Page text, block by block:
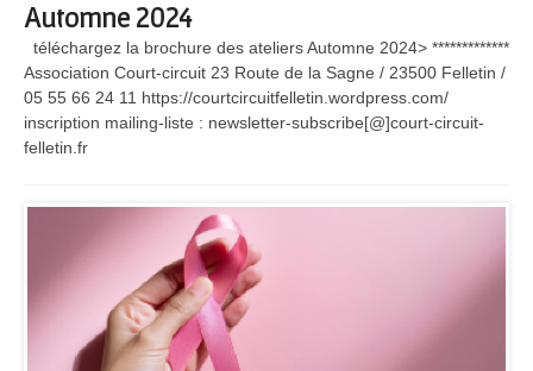
Automne 2024
téléchargez la brochure des ateliers Automne 2024> *************
Association Court-circuit 23 Route de la Sagne / 23500 Felletin /
05 55 66 24 11 https://courtcircuitfelletin.wordpress.com/
inscription mailing-liste : newsletter-subscribe[@]court-circuit-
felletin.fr